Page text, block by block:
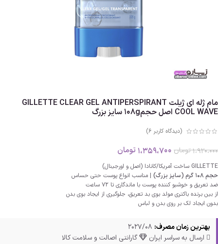
مام ژله ای ژیلت GILLETTE CLEAR GEL ANTIPERSPIRANT
COOL WAVE اصل حجم108g سایز بزرگ
(دیدگاه کاربر 6
)
1،920،000تومان 1،359،700 تومان
GILLETTE ساخت آمریکا/کانادا (اصل و اورجینال)
حجم 108 گرم (سایز بزرگ)
| مناسب انواع پوست حتی حساس
ضد تعریق و خوشبو کننده پوست با ماندگاری تا 72 ساعت
از بین برنده باکتری مولد بوی بد تعریق، جلوگیری از ایجاد بوی بدن
بدون ایجاد لک بر روی بدن و لباس
بهترین زمان مصرف:
ارسال به سراسر ایران
گارانتی اصالت و سلامت کالا